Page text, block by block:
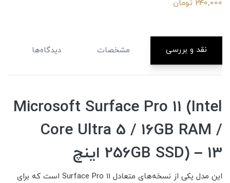
240,000 تومان
نقد و بررسی مشخصات دیدگاه‌ها
Microsoft Surface Pro 11 (Intel
Core Ultra 5 / 16GB RAM /
256GB SSD) – 13 اینچ
این مدل یکی از نسخه‌های متعادل Surface Pro 11 است که برای